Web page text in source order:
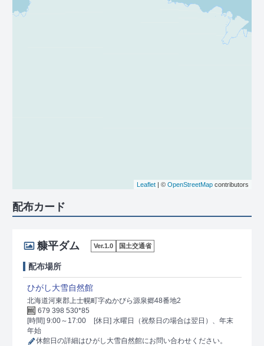
Leaflet | © OpenStreetMap contributors
配布カード
糠平ダム Ver.1.0 国土交通省
配布場所
ひがし大雪自然館
北海道河東郡上士幌町字ぬかびら源泉郷48番地2
679 398 530*85
[時間] 9:00～17:00
[休日] 水曜日（祝祭日の場合は翌日）、年末
年始
休館日の詳細はひがし大雪自然館にお問い合わせください。